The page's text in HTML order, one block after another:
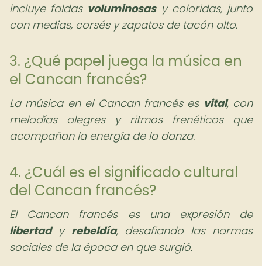
incluye faldas voluminosasy coloridas, junto
con medias, corsés y zapatos de tacón alto.
3. ¿Qué papel juega la música en
el Cancan francés?
La música en el Cancan francés es vital, con
melodías alegres y ritmos frenéticos que
acompañan la energía de la danza.
4. ¿Cuál es el significado cultural
del Cancan francés?
El Cancan francés es una expresión de
libertady rebeldía, desafiando las normas
sociales de la época en que surgió.